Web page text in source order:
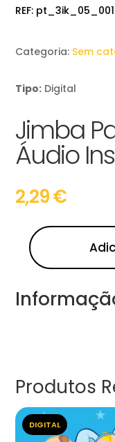
REF:
Categoria: Sem
Tipo: Digital
Jimba
Áudio
2,29€
Produtos
DIGITAL